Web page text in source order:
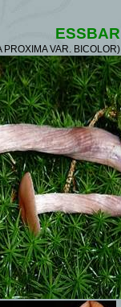
PROXIMA VAR. BICOLOR)